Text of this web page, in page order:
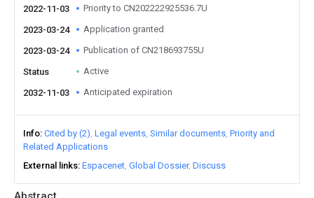
2022-11-03
Priority to CN202222925536.7U
2023-03-24 Application granted
2023-03-24 Publication of CN218693755U
Status Active
2032-11-03 Anticipated expiration
Info Cited by (2) Legal events Similar documents Priority and
Related Applications
External links Espacenet Global Dossier Discuss